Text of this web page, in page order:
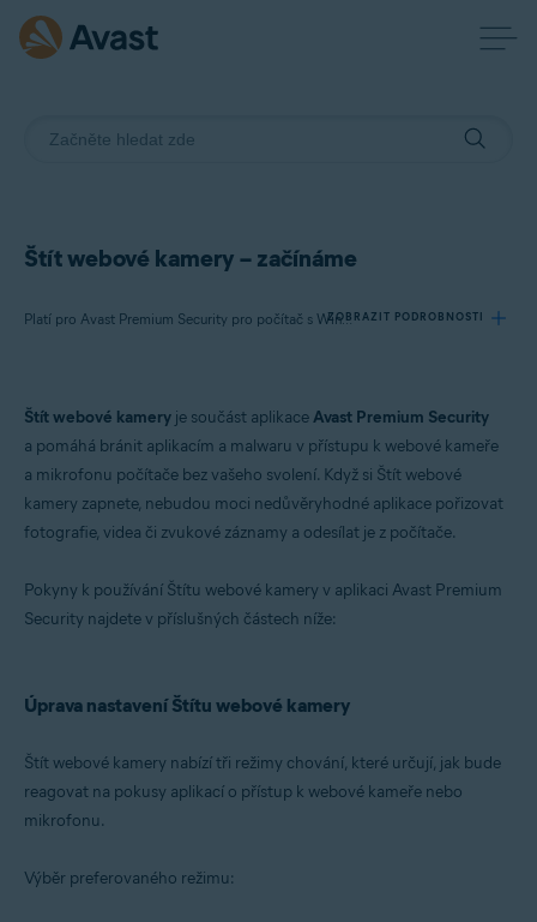
Štít webové kamery – začínáme
Platí pro Avast Premium Security pro počítač s Windows
ZOBRAZIT PODROBNOSTI
Produkty:
Avast Premium Security 23.x pro počítač s Windows
Microsoft Windows 11 Home / Pro / Enterprise / Education
Microsoft Windows 8.1 / Pro / Enterprise – 32/64bitová verze
Microsoft Windows 8 / Pro / Enterprise – 32/64bitová verze
Štít webové kamery je součást aplikaceAvast Premium Security
a pomáhá bránit aplikacím a malwaru v přístupu k webové kameře
a mikrofonu počítače bez vašeho svolení. Když si Štít webové
kamery zapnete, nebudou moci nedůvěryhodné aplikace pořizovat
fotografie, videa či zvukové záznamy a odesílat je z počítače.
Pokyny k používání Štítu webové kamery v aplikaci Avast Premium
Security najdete v příslušných částech níže:
Úprava nastavení Štítu webové kamery
Štít webové kamery nabízí tři režimy chování, které určují, jak bude
reagovat na pokusy aplikací o přístup k webové kameře nebo
mikrofonu.
Výběr preferovaného režimu: